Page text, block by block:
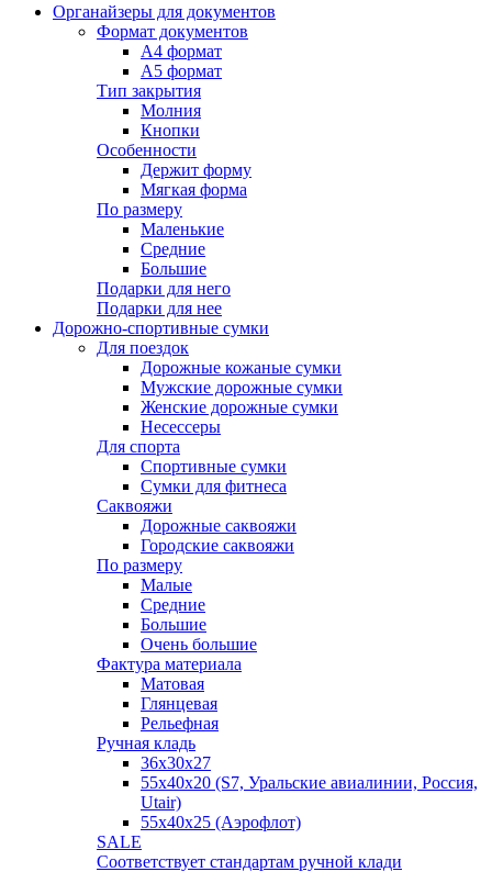
Органайзеры для документов
Формат документов
А4 формат
А5 формат
Тип закрытия
Молния
Кнопки
Особенности
Держит форму
Мягкая форма
По размеру
Маленькие
Средние
Большие
Подарки для него
Подарки для нее
Дорожно-спортивные сумки
Для поездок
Дорожные кожаные сумки
Мужские дорожные сумки
Женские дорожные сумки
Несессеры
Для спорта
Спортивные сумки
Сумки для фитнеса
Саквояжи
Дорожные саквояжи
Городские саквояжи
По размеру
Малые
Средние
Большие
Очень большие
Фактура материала
Матовая
Глянцевая
Рельефная
Ручная кладь
36х30x27
55х40х20 (S7, Уральские авиалинии, Россия,
Utair)
55х40х25 (Аэрофлот)
SALE
Соответствует стандартам ручной клади